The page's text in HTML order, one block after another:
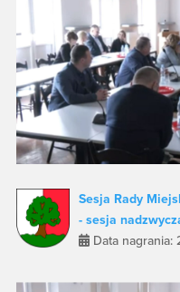
Sesja Rady
- sesja
Data